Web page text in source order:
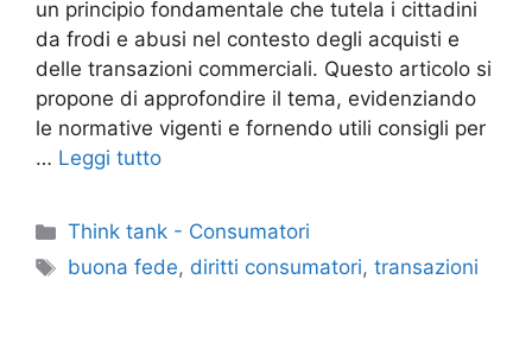
un principio fondamentale che tutela i cittadini
da frodi e abusi nel contesto degli acquisti e
delle transazioni commerciali. Questo articolo si
propone di approfondire il tema, evidenziando
le normative vigenti e fornendo utili consigli per
… Leggi tutto
Categorie
Think tank - Consumatori
Tag
buona fede, diritti consumatori,transazioni